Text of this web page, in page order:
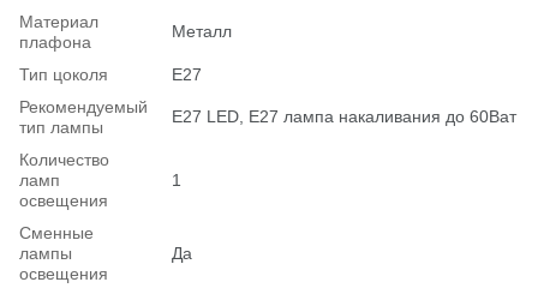
Материал
плафона
Металл
Тип цоколя
E27
Рекомендуемый
тип лампы
Е27 LED, E27 лампа накаливания до 60Ват
Количество
ламп
освещения
1
Сменные
лампы
освещения
Да